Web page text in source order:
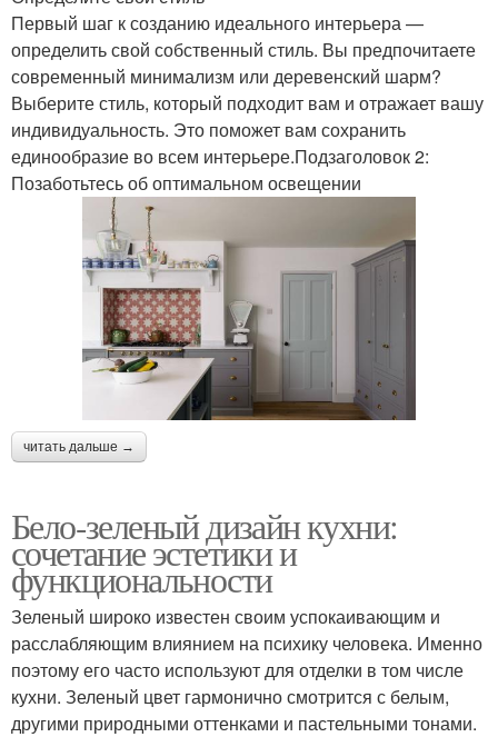
Первый шаг к созданию идеального интерьера —
определить свой собственный стиль. Вы предпочитаете
современный минимализм или деревенский шарм?
Выберите стиль, который подходит вам и отражает вашу
индивидуальность. Это поможет вам сохранить
единообразие во всем интерьере.Подзаголовок 2:
Позаботьтесь об оптимальном освещении
читать дальше →
Бело-зеленый дизайн кухни:
сочетание эстетики и
функциональности
Зеленый широко известен своим успокаивающим и
расслабляющим влиянием на психику человека. Именно
поэтому его часто используют для отделки в том числе
кухни. Зеленый цвет гармонично смотрится с белым,
другими природными оттенками и пастельными тонами.